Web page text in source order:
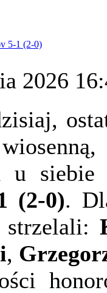
5-1 (2-0)
2026
u siebie
(2-0).
strzelali:
,